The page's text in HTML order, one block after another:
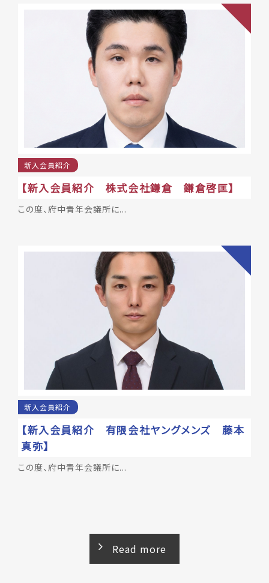
府中市長選挙 立候補予定者 公開討論会を開催しま
2026年4月11日 府中市長選候補予定者 公開討
論会（全編公開）
2026年04月12日 お知らせ
【府中市長選挙 立候補予定者 公開討論会～来た
れ！18歳以上の有権者たち～】
2026年03月27日 事業告知 お知らせ
光州JC訪問！！～姉妹JCとの交流～
2026年03月24日 事業報告 2026年度
3月例会の開催！会員セミナーの開催！！
2026年03月12日 事業報告
2026年度 委員会紹介
2026年03月01日
介
2月例会の開催！祝！！100％例会達成！！！ 2月担当
例会の開催！！
事業報告
京都会議に参加しました！！
2026年01月26日 事業報告
新春会議開催！！
2026年01月21日
2026年01月14日 事業報告
2026年度 府中青年会議所 ご祈祷
【新入会員紹介 株式会社鎌倉 鎌倉啓匡】
新入会員紹介
この度、府中青年会議所に...
【新入会員紹介 有限会社ヤングメンズ 藤本
真弥】
新入会員紹介
この度、府中青年会議所に...
Read more